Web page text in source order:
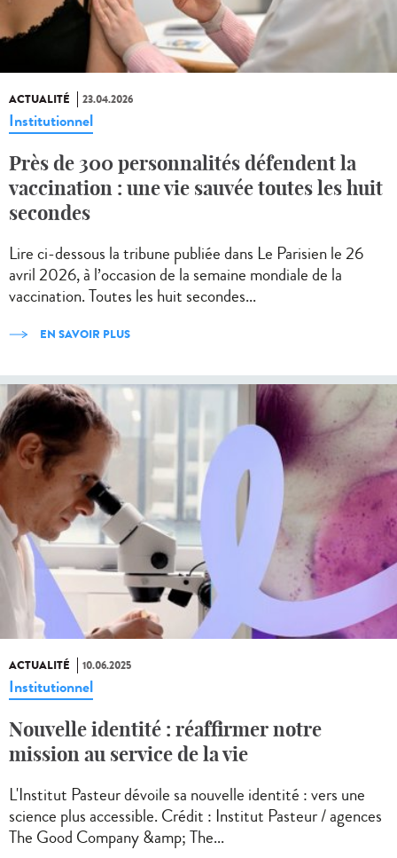
ACTUALITÉ 23.04.2026
Institutionnel
Près de 300 personnalités défendent la
vaccination : une vie sauvée toutes les huit
secondes
Lire ci-dessous la tribune publiée dans Le Parisien le 26
avril 2026, à l’occasion de la semaine mondiale de la
vaccination. Toutes les huit secondes...
EN SAVOIR PLUS
ACTUALITÉ 10.06.2025
Institutionnel
Nouvelle identité : réaffirmer notre
mission au service de la vie
L'Institut Pasteur dévoile sa nouvelle identité : vers une
science plus accessible. Crédit : Institut Pasteur / agences
The Good Company &amp; The...